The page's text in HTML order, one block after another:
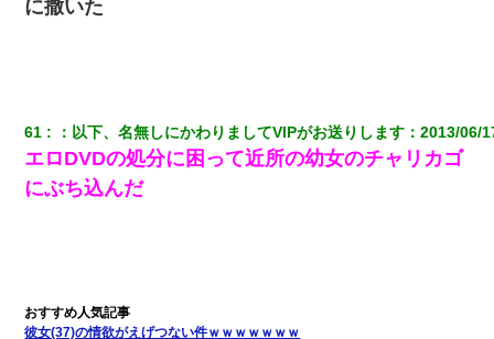
に撒いた
61 ： 以下、名無しにかわりましてVIPがお送りします ：2013/06/
エロDVDの処分に困って近所の幼女のチャリカゴ
にぶち込んだ
彼女(37)の情欲がえげつない件ｗｗｗｗｗｗｗ